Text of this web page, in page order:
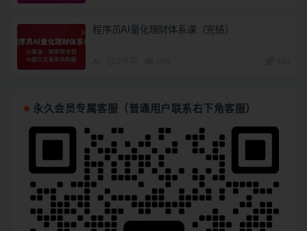
程序员AI量化理财体系课（完结）
永久会员专属客服（普通用户联系右下角客服）